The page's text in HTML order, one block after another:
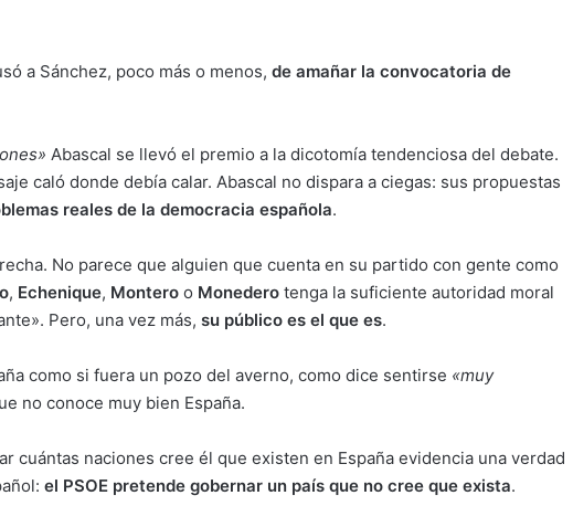
a Sánchez, poco más o menos, de amañar la convocatoria de
Abascal se llevó el premio a la dicotomía tendenciosa del debate.
caló donde debía calar. Abascal no dispara a ciegas: sus propuestas
reales de la democracia española.
No parece que alguien que cuenta en su partido con gente como
, Echenique, Montero o Monedero tenga la suficiente autoridad moral
Pero, una vez más, su público es el que es.
como si fuera un pozo del averno, como dice sentirse «muy
no conoce muy bien España.
cuántas naciones cree él que existen en España evidencia una verdad
el PSOE pretende gobernar un país que no cree que exista.